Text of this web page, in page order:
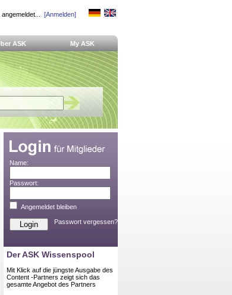
[Anmelden]
ASK My ASK
Name:
Passwort:
Angemeldet bleiben
Passwort vergessen?
Der ASK Wissenspool
Mit Klick auf die jüngste Ausgabe des
Content -Partners zeigt sich das
gesamte Angebot des Partners